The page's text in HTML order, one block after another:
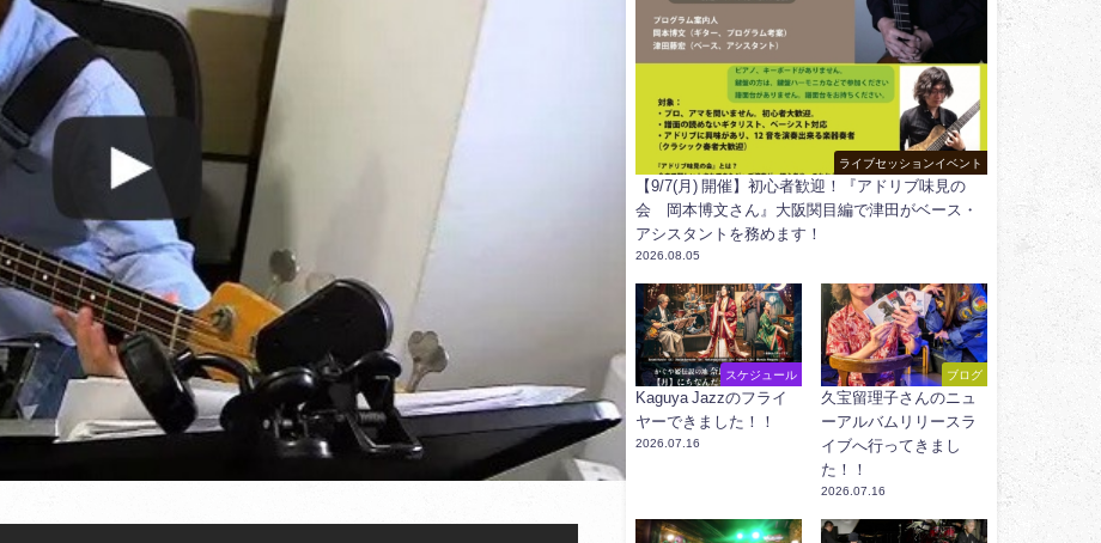
ライブセッションイベント
【9/7(月) 開催】初心者歓迎！『アドリブ味見の
会 岡本博文さん』大阪関目編で津田がベース・
アシスタントを務めます！
2026.08.05
スケジュール
Kaguya Jazzのフライ
ヤーできました！！
2026.07.16
ブログ
久宝留理子さんのニュ
ーアルバムリリースラ
イブへ行ってきまし
た！！
2026.07.16